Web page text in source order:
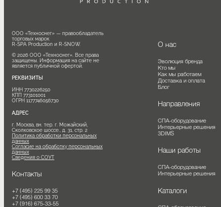
ООО «Техноснег» — правообладатель
торговых марок
R-SPA Production и R-SNOW.
© 2026 ООО «Техноснег». Все права
защищены. Информация на сайте не
является публичной офертой.
РЕКВИЗИТЫ
ИНН 7730226250
КПП 773101001
ОГРН 1177746056730
АДРЕС
г. Москва, вн. тер. г. Можайский,
Сколковское шоссе., д. 31, стр. 2
Политика обработки персональных
данных
Согласие на обработку персональных
данных
Сведения о СОУТ
Контакты
+7 (495) 225 99 35
+7 (495) 600 33 70
+7 (916) 675-33-55
О нас
Эволюция бренда
Кто мы
Как мы работаем
Доставка и оплата
Блог
Направления
СПА-оборудование
Интерьерные решения
3DIMS
Наши работы
СПА-оборудование
Интерьерные решения
Каталоги